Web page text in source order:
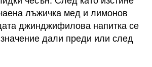
лъжичка мед и лимонов
джинджифилова напитка се
дали преди или след